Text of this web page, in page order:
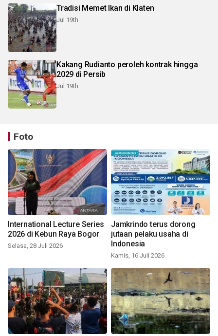
Tradisi Memet Ikan di Klaten
Jul 19th
Kakang Rudianto peroleh kontrak hingga
2029 di Persib
Jul 19th
Foto
International Lecture Series
2026 di Kebun Raya Bogor
Selasa, 28 Juli 2026
Jamkrindo terus dorong
jutaan pelaku usaha di
Indonesia
Kamis, 16 Juli 2026